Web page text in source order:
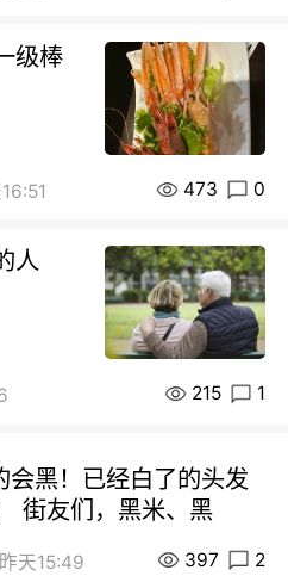
级棒
473 0
人
215 1
会黑！已经白了的头发
街友们，黑米、黑
昨天15:49 397 2